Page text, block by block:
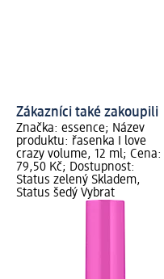
Zákazníci také zakoupili
Značka: essence; Název
produktu: řasenka I love
crazy volume, 12 ml; Cena:
79,50 Kč; Dostupnost:
Status zelený Skladem,
Status šedý Vybrat